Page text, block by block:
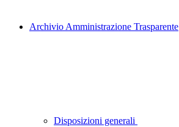
Archivio Amministrazione Trasparente
Disposizioni generali